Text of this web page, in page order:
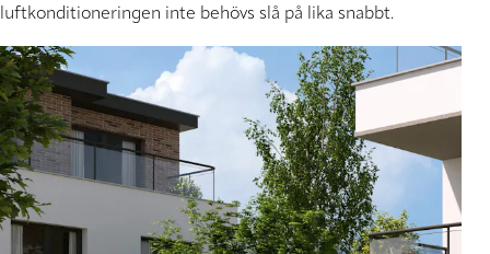
luftkonditioneringen inte behövs slå på lika snabbt.